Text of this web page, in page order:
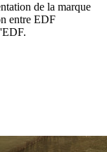
de la marque
entre EDF